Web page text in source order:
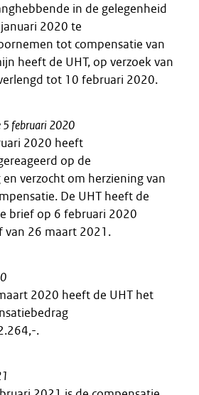
in de gelegenheid
2020 te
tot compensatie van
heeft de UHT, op verzoek van
tot 10 februari 2020.
5 februari 2020
2020 heeft
op de
verzocht om herziening van
De UHT heeft de
brief op 6 februari 2020
van 26 maart 2021.
2020 heeft de UHT het
.